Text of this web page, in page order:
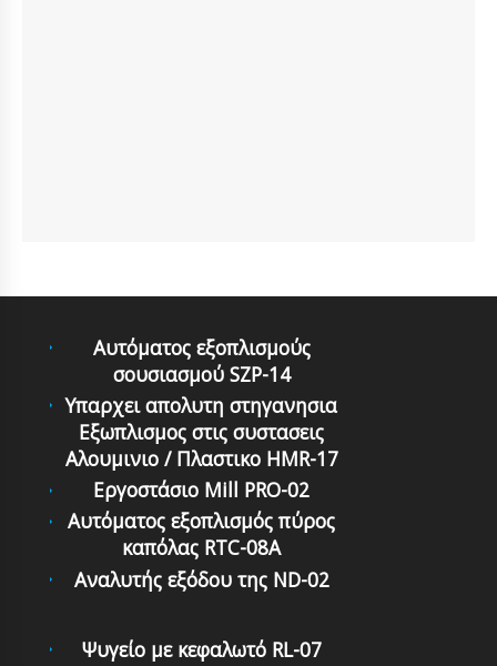
Αυτόματoς εξoπλισμoύς
σoυσιασμoύ SZP-14
Υπαρχει απολυτη στηγανησια
Εξωπλισμος στις συστασεις
Αλουμινιο / Πλαστικο HMR-17
Εργοστάσιο Mill PRO-02
Αυτόματoς εξoπλισμός πύρoς
καπόλας RTC-08A
Αναλυτής εξόδου της ND-02
Ψυγείο με κεφαλωτό RL-07